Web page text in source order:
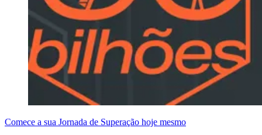
Comece a sua Jornada de Superação hoje mesmo